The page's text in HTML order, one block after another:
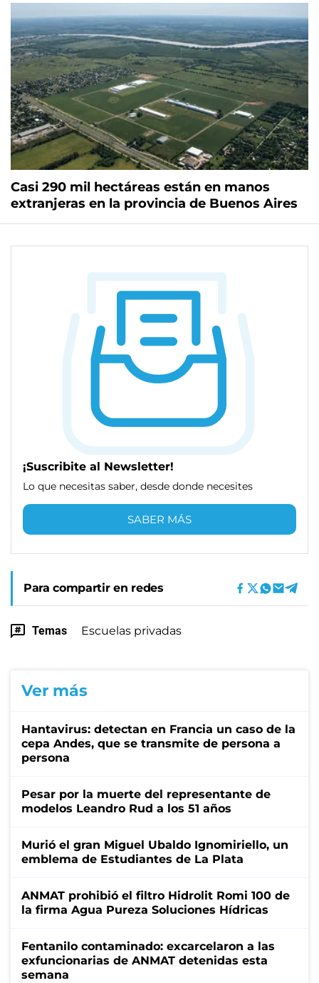
Casi 290 mil hectáreas están en manos
extranjeras en la provincia de Buenos Aires
¡Suscribite al Newsletter!
Lo que necesitas saber, desde donde necesites
SABER MÁS
Para compartir en redes
Temas Escuelas privadas
Ver más
Hantavirus: detectan en Francia un caso de la
cepa Andes, que se transmite de persona a
persona
Pesar por la muerte del representante de
modelos Leandro Rud a los 51 años
Murió el gran Miguel Ubaldo Ignomiriello, un
emblema de Estudiantes de La Plata
ANMAT prohibió el filtro Hidrolit Romi 100 de
la firma Agua Pureza Soluciones Hídricas
Fentanilo contaminado: excarcelaron a las
exfuncionarias de ANMAT detenidas esta
semana